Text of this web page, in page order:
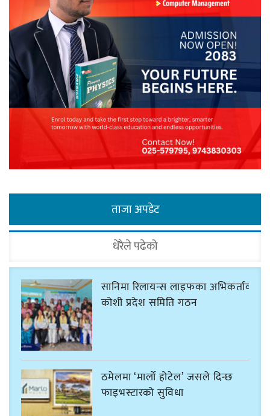
ताजा अपडेट
धेरैले पढेको
सानिमा रिलायन्स लाइफका अभिकर्ताको
कोशी प्रदेश समिति गठन
ठमेलमा ‘मार्लो होटेल’ जसले दिन्छ
फाइभस्टारको सुविधा